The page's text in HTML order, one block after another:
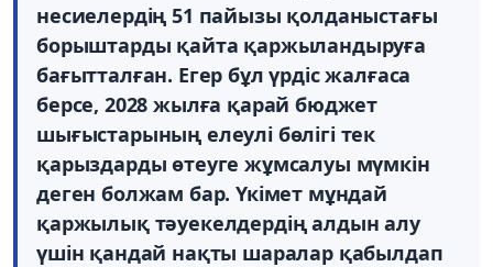
несиелердің 51 пайызы қолданыстағы
борыштарды қайта қаржыландыруға
бағытталған. Егер бұл үрдіс жалғаса
берсе, 2028 жылға қарай бюджет
шығыстарының елеулі бөлігі тек
қарыздарды өтеуге жұмсалуы мүмкін
деген болжам бар. Үкімет мұндай
қаржылық тәуекелдердің алдын алу
үшін қандай нақты шаралар қабылдап